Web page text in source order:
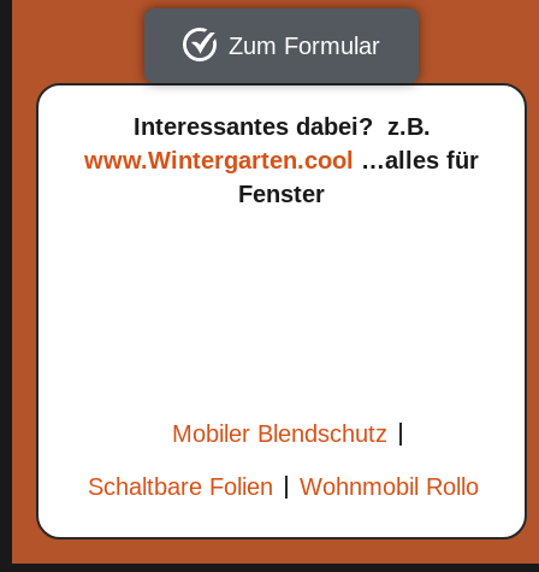
Zum Formular
Interessantes dabei? z.B.
www.Wintergarten.cool
…alles für
Fenster
Mobiler Blendschutz
Schaltbare Folien
Wohnmobil Rollo